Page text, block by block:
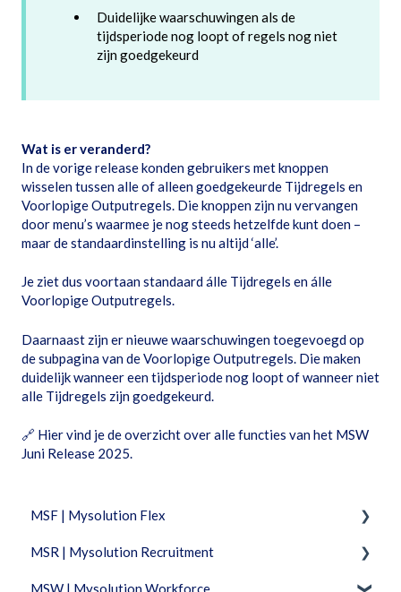
Duidelijke waarschuwingen als de
tijdsperiode nog loopt of regels nog niet
zijn goedgekeurd
Wat is er veranderd?
In de vorige release konden gebruikers met knoppen
wisselen tussen alle of alleen goedgekeurde Tijdregels en
Voorlopige Outputregels. Die knoppen zijn nu vervangen
door menu’s waarmee je nog steeds hetzelfde kunt doen –
maar de standaardinstelling is nu altijd ‘alle’.
Je ziet dus voortaan standaard álle Tijdregels en álle
Voorlopige Outputregels.
Daarnaast zijn er nieuwe waarschuwingen toegevoegd op
de subpagina van de Voorlopige Outputregels. Die maken
duidelijk wanneer een tijdsperiode nog loopt of wanneer niet
alle Tijdregels zijn goedgekeurd.
🔗 Hier vind je de overzicht over alle functies van het MSW
Juni Release 2025.
MSF | Mysolution Flex
Feature Packages
Beheer
MSR | Mysolution Recruitment
Fixed Features
MSW | Mysolution Workforce